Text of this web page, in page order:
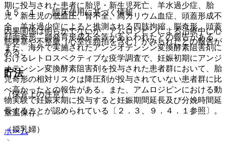
１５．１． 臨床使用に基づく情報
因果関係は明らかでないが、アムロジピンによる治療中に心
筋梗塞や不整脈（心室性頻拍を含む）がみられたとの報告が
ある。
貯法
（保管上の注意）
室温保存。
ホーム
期に投与された患者に胎児・新生児死亡、羊水過少症、胎
児・新生児の低血圧、腎不全、高カリウム血症、頭蓋形成不
全、羊水過少症によると推測される四肢拘縮、脳奇形、頭蓋
顔面奇形、肺発育形成不全等があらわれたとの報告がある。
また、海外で実施されたアンジオテンシン変換酵素阻害剤に
おけるレトロスペクティブな疫学調査で、妊娠初期にアンジ
オテンシン変換酵素阻害剤を投与された患者群において、胎
児奇形の相対リスクは降圧剤が投与されていない患者群に比
べ高かったとの報告がある。また、アムロジピンにおける動
物実験で妊娠末期に投与すると妊娠期間延長及び分娩時間延
長することが認められている〔２．３、９．４．１参照〕。
（授乳婦）